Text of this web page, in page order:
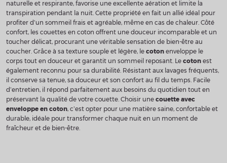
naturelle et respirante, favorise une excellente aération et limite la
transpiration pendant la nuit. Cette propriété en fait un allié idéal pour
profiter d’un sommeil frais et agréable, même en cas de chaleur. Côté
confort, les couettes en coton offrent une douceur incomparable et un
toucher délicat, procurant une véritable sensation de bien-être au
coucher. Grâce à sa texture souple et légère, le coton enveloppe le
corps tout en douceur et garantit un sommeil reposant. Le coton est
également reconnu pour sa durabilité. Résistant aux lavages fréquents,
il conserve sa tenue, sa douceur et son confort au fil du temps. Facile
d’entretien, il répond parfaitement aux besoins du quotidien tout en
préservant la qualité de votre couette. Choisir une couette avec
enveloppe en coton, c’est opter pour une matière saine, confortable et
durable, idéale pour transformer chaque nuit en un moment de
fraîcheur et de bien-être.